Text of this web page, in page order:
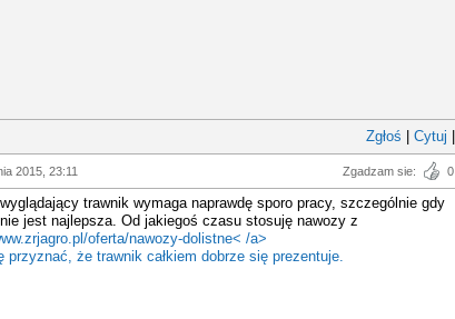
Zgłoś Cytuj
2015, 23:11 Zgadzam sie: 0
trawnik wymaga naprawdę sporo pracy, szczególnie gdy
jest najlepsza. Od jakiegoś czasu stosuję nawozy z
oferta/nawozy-dolistne< /a>
przyznać, że trawnik całkiem dobrze się prezentuje.